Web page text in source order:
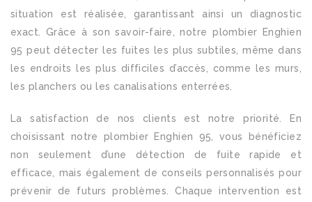
situation est réalisée, garantissant ainsi un diagnostic
exact. Grâce à son savoir-faire, notre plombier Enghien
95 peut détecter les fuites les plus subtiles, même dans
les endroits les plus difficiles d’accès, comme les murs,
les planchers ou les canalisations enterrées.
La satisfaction de nos clients est notre priorité. En
choisissant notre plombier Enghien 95, vous bénéficiez
non seulement d’une détection de fuite rapide et
efficace, mais également de conseils personnalisés pour
prévenir de futurs problèmes. Chaque intervention est